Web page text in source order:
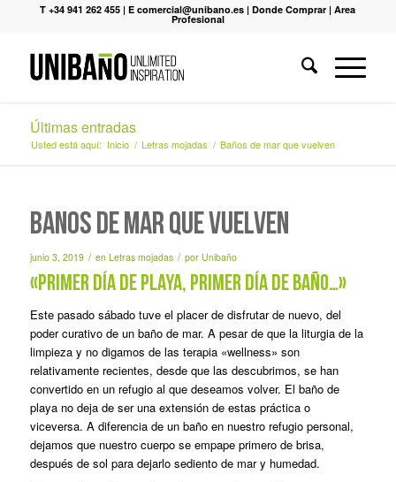
T +34 941 262 455 |E comercial@unibano.es |Donde Comprar |Area
Profesional
Últimas entradas
Usted está aquí: Inicio / Letras mojadas / Baños de mar que vuelven
Baños de mar que vuelven
junio 3, 2019 / en Letras mojadas / por Unibaño
«Primer día de playa, primer día de baño…»
Este pasado sábado tuve el placer de disfrutar de nuevo, del
poder curativo de un baño de mar. A pesar de que la liturgia de la
limpieza y no digamos de las terapia «wellness» son
relativamente recientes, desde que las descubrimos, se han
convertido en un refugio al que deseamos volver. El baño de
playa no deja de ser una extensión de estas práctica o
viceversa. A diferencia de un baño en nuestro refugio personal,
dejamos que nuestro cuerpo se empape primero de brisa,
después de sol para dejarlo sediento de mar y humedad.